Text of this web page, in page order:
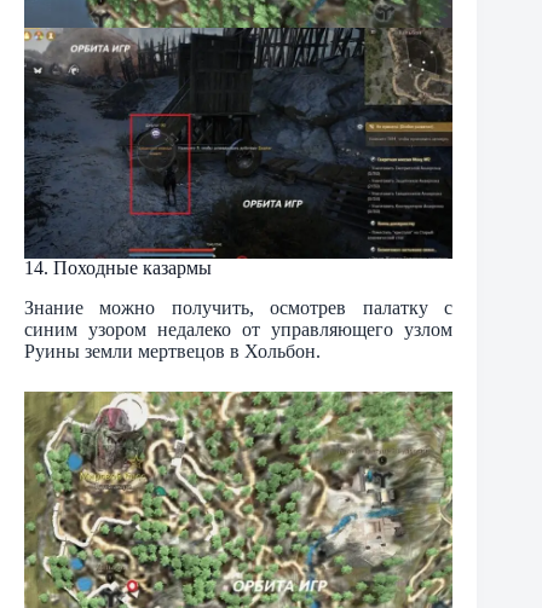
14. Походные казармы
Знание можно получить, осмотрев палатку с
синим узором недалеко от управляющего узлом
Руины земли мертвецов в Хольбон.